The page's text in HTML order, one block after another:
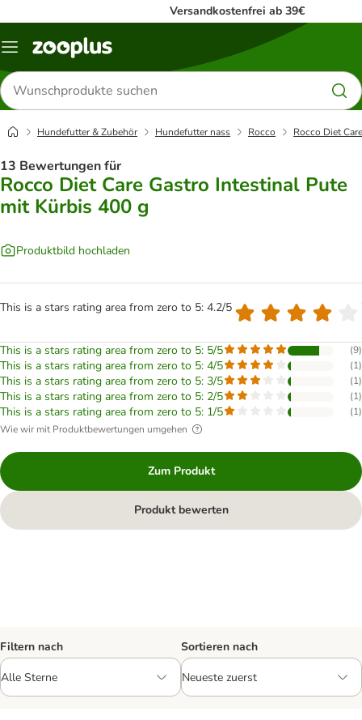
Versandkostenfrei ab 39€
Menü
Produkte
suchen
Hundefutter & Zubehör Hundefutter nass Rocco Rocco Diet
13 Bewertungen für
Rocco Diet Care Gastro Intestinal Pute
mit Kürbis 400 g
Produktbild hochladen
This is a stars rating area from zero to 5: 4.2/5
This is a stars rating area from zero to 5: 5/5 (9)
This is a stars rating area from zero to 5: 4/5 (1)
This is a stars rating area from zero to 5: 3/5 (1)
This is a stars rating area from zero to 5: 2/5 (1)
This is a stars rating area from zero to 5: 1/5 (1)
Wie wir mit Produktbewertungen umgehen
Zum Produkt
Produkt bewerten
Filtern nach Sortieren nach